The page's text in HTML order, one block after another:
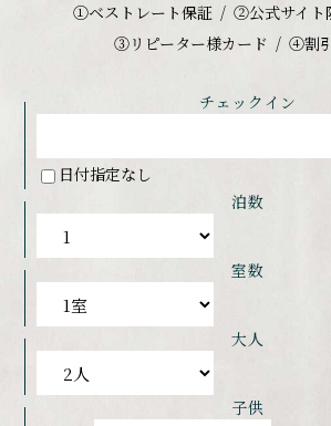
①ベストレート保証
②公式サイト
③リピーター様カード
④割
チェックイン
日付指定なし
泊数
室数
大人
子供